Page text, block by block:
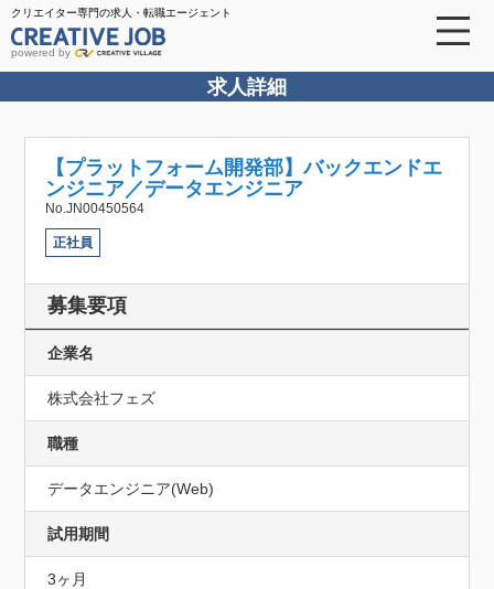
クリエイター専門の求人・転職エージェント
powered by
求人詳細
【プラットフォーム開発部】バックエンドエ
ンジニア／データエンジニア
No.JN00450564
正社員
募集要項
企業名
株式会社フェズ
職種
データエンジニア(Web)
試用期間
3ヶ月